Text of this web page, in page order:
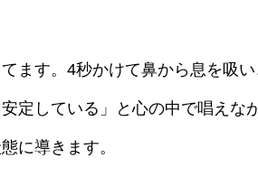
ます。4秒かけて鼻から息を吸
定している」と心の中で唱えな
に導きます。